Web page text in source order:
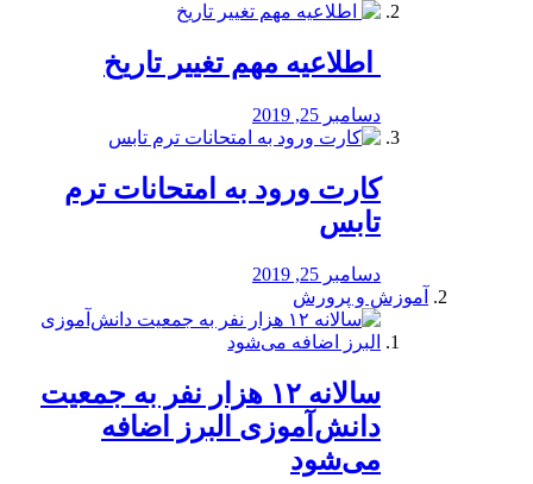
️ اطلاعیه مهم تغییر تاریخ
دسامبر 25, 2019
کارت ورود به امتحانات ترم
تابس
دسامبر 25, 2019
آموزش و پرورش
️سالانه ۱۲ هزار نفر به جمعیت
دانش‌آموزی البرز اضافه
می‌شود